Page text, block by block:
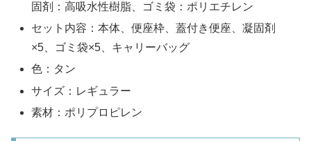
固剤：高吸水性樹脂、ゴミ袋：ポリエチレン
セット内容：本体、便座枠、蓋付き便座、凝固剤
×5、ゴミ袋×5、キャリーバッグ
色：タン
サイズ：レギュラー
素材：ポリプロピレン